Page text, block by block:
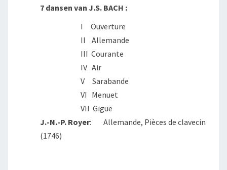
7 dansen van J.S. BACH :
I Ouverture
II Allemande
III Courante
IV Air
V Sarabande
VI Menuet
VII Gigue
J.-N.-P. Royer: Allemande, Pièces de clavecin
(1746)